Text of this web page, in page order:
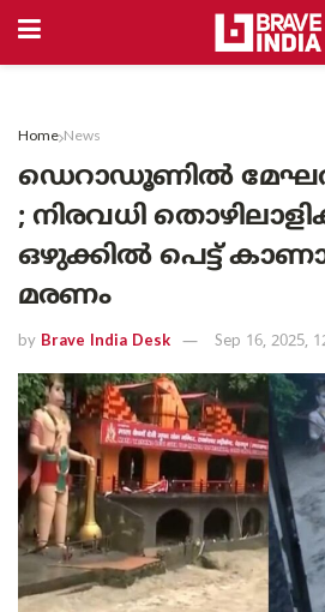
Home News
ഡെറാഡൂണിൽ
; നിരവധി
ഒഴുക്കിൽ പെട്ട്
മരണം
by Brave India Desk Sep 16, 2025,